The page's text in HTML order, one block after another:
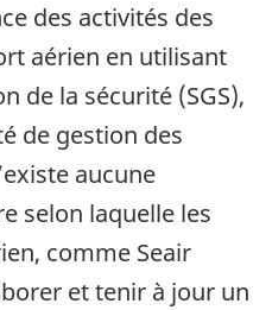
des activités des
aérien en utilisant
de la sécurité (SGS),
de gestion des
aucune
selon laquelle les
comme Seair
et tenir à jour un